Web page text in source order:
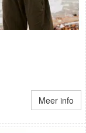
Meer info